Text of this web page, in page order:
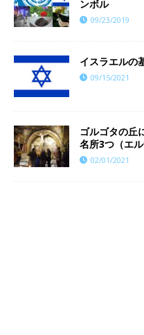
ンボル
09/23/2019
イスラエルの
09/15/2021
ゴルゴタの丘
名所3つ（エル
02/01/2021